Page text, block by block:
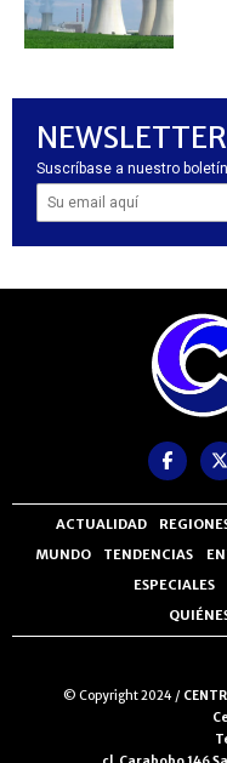
NEWSLETTER
Suscríbase a nuestro
ACTUALIDAD
MUNDO
TENDENCIAS
ESPECIALES
© Copyright 2024 /